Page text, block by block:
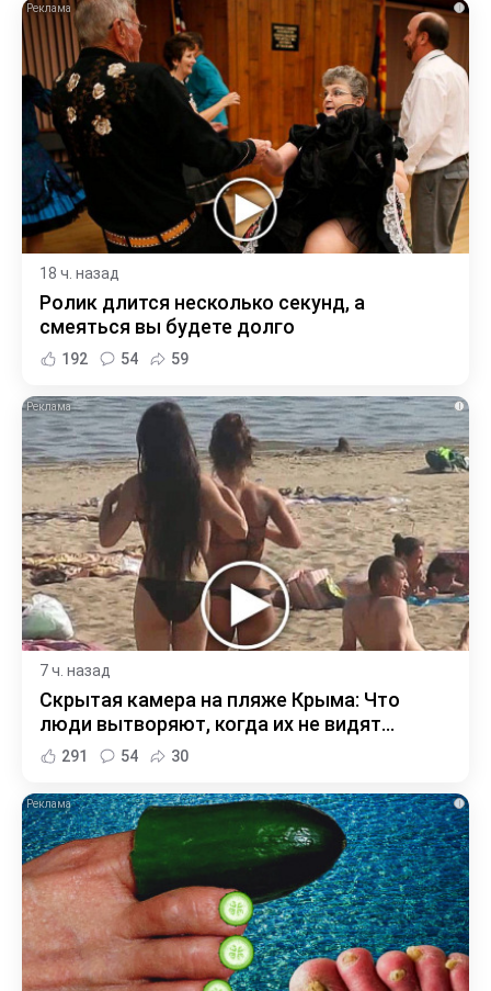
i
18 ч. назад
Ролик длится несколько секунд, а
смеяться вы будете долго
192 54 59
i
7 ч. назад
Скрытая камера на пляже Крыма: Что
люди вытворяют, когда их не видят...
291 54 30
i